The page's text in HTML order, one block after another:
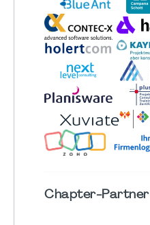
Chapter-Partner